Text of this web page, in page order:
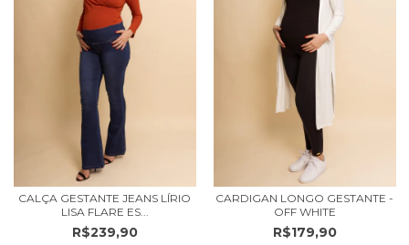
CALÇA GESTANTE JEANS LÍRIO
LISA FLARE ES...
R$239,90
CARDIGAN LONGO GESTANTE -
OFF WHITE
R$179,90